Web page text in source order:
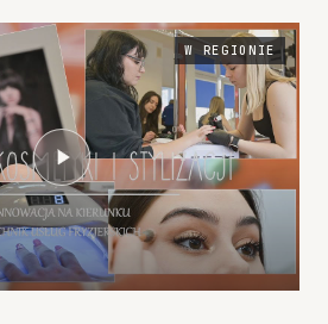
W REGIONIE